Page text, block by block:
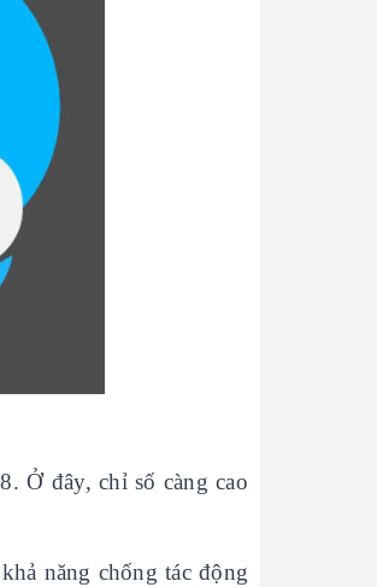
Ở đây, chỉ số càng cao
năng chống tác động